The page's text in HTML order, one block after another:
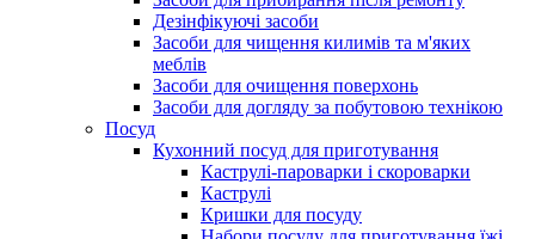
Дезінфікуючі засоби
Засоби для чищення килимів та м'яких
меблів
Засоби для очищення поверхонь
Засоби для догляду за побутовою технікою
Посуд
Кухонний посуд для приготування
Каструлі-пароварки і скороварки
Каструлі
Кришки для посуду